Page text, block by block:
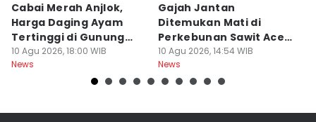
Cabai Merah Anjlok,
Harga Daging Ayam
Tertinggi di Gunung
Sitoli
10 Agu 2026, 18:00 WIB
News
Gajah Jantan
Ditemukan Mati di
Perkebunan Sawit Aceh
Tamiang
10 Agu 2026, 14:54 WIB
News